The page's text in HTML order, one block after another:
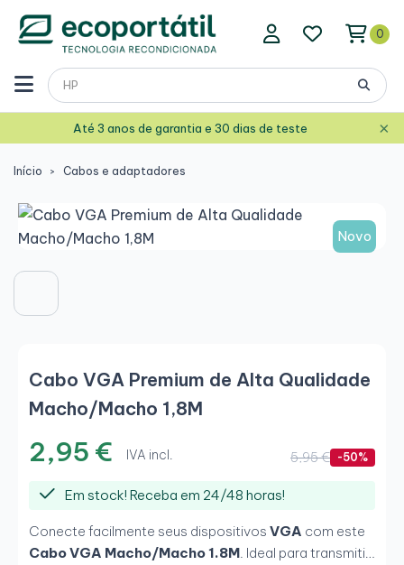
0
Até 3 anos de garantia e 30 dias de teste ×
Início Cabos e adaptadores
Novo
Cabo VGA Premium de Alta Qualidade
Macho/Macho 1,8M
2,95 € IVA incl. 5,95 € -50%
Em stock! Receba em 24/48 horas!
Conecte facilmente seus dispositivos VGA com este
Cabo VGA Macho/Macho 1.8M. Ideal para transmitir